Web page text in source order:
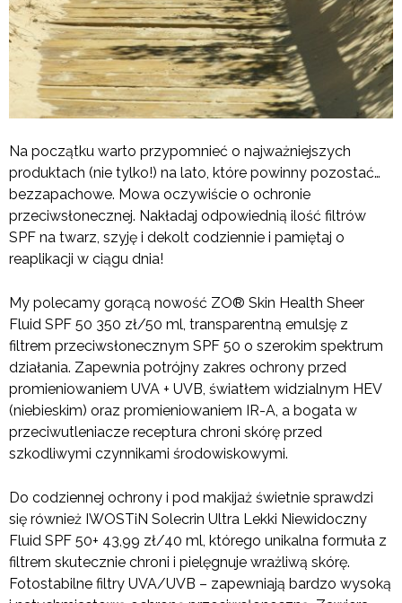
Na początku warto przypomnieć o najważniejszych
produktach (nie tylko!) na lato, które powinny pozostać…
bezzapachowe. Mowa oczywiście o ochronie
przeciwsłonecznej. Nakładaj odpowiednią ilość filtrów
SPF na twarz, szyję i dekolt codziennie i pamiętaj o
reaplikacji w ciągu dnia!
My polecamy gorącą nowość ZO® Skin Health Sheer
Fluid SPF 50 350 zł/50 ml, transparentną emulsję z
filtrem przeciwsłonecznym SPF 50 o szerokim spektrum
działania. Zapewnia potrójny zakres ochrony przed
promieniowaniem UVA + UVB, światłem widzialnym HEV
(niebieskim) oraz promieniowaniem IR-A, a bogata w
przeciwutleniacze receptura chroni skórę przed
szkodliwymi czynnikami środowiskowymi.
Do codziennej ochrony i pod makijaż świetnie sprawdzi
się również IWOSTiN Solecrin Ultra Lekki Niewidoczny
Fluid SPF 50+ 43,99 zł/40 ml, którego unikalna formuła z
filtrem skutecznie chroni i pielęgnuje wrażliwą skórę.
Fotostabilne filtry UVA/UVB – zapewniają bardzo wysoką